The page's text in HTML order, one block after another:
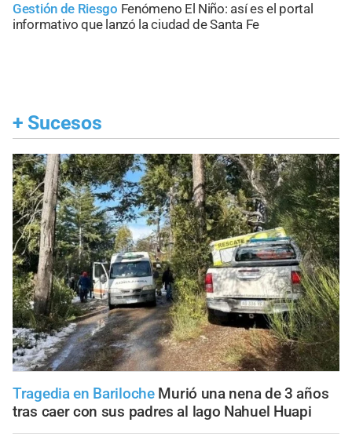
Gestión de Riesgo Fenómeno El Niño: así es el portal
informativo que lanzó la ciudad de Santa Fe
+ Sucesos
Tragedia en Bariloche Murió una nena de 3 años
tras caer con sus padres al lago Nahuel Huapi